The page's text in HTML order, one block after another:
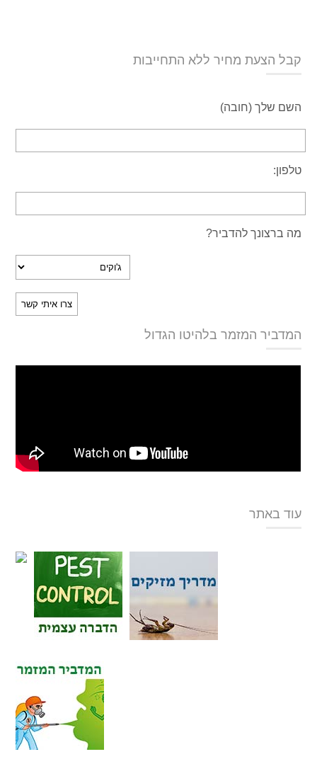
קבל הצעת מחיר ללא התחייבות
השם שלך (חובה)
טלפון:
מה ברצונך להדביר?
המדביר המזמר בלהיטו הגדול
עוד באתר